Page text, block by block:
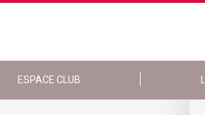
ESPACE CLUB